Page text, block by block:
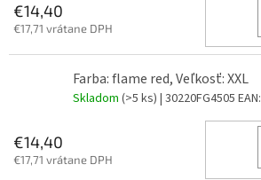
€14,40
€17,71 vrátane DPH
Farba: flame red, Veľkosť: XXL
Skladom (>5 ks) | 30220FG4505 EAN:
€14,40
€17,71 vrátane DPH